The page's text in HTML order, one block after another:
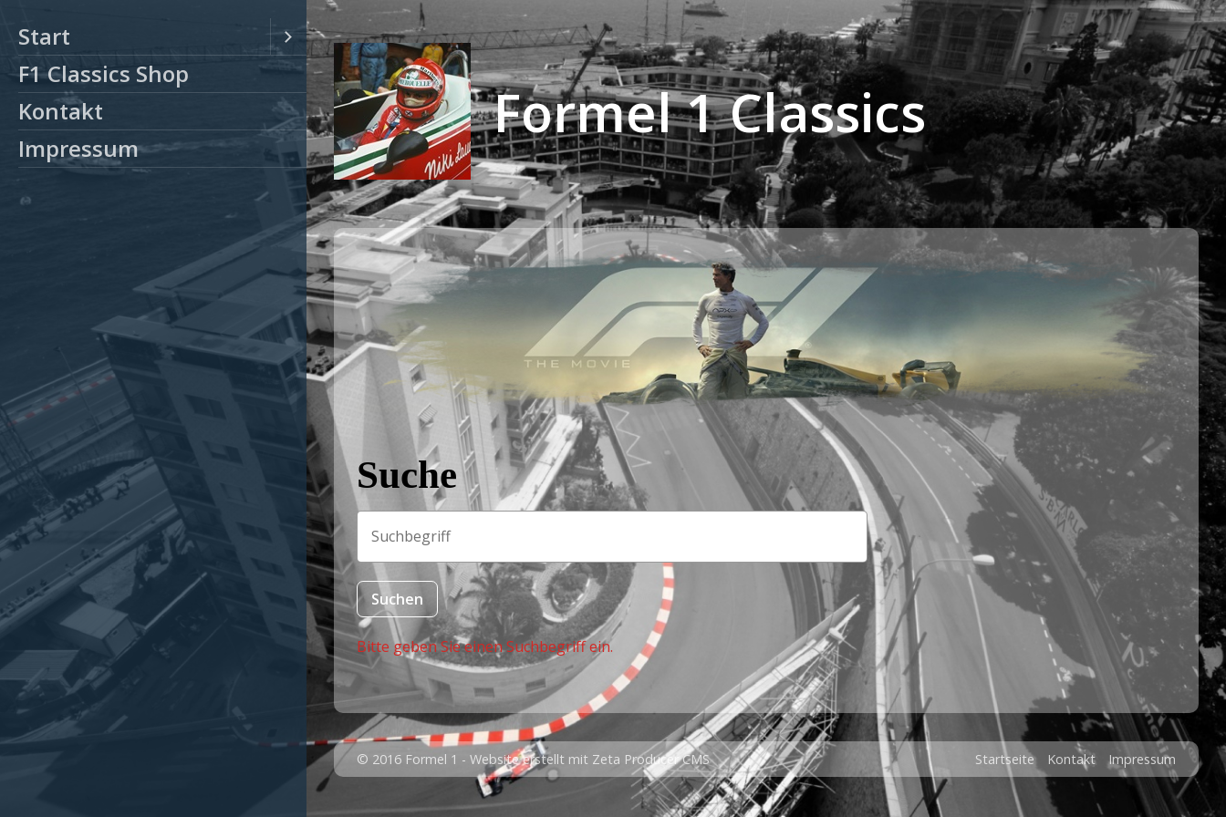
Start
F1 Classics Shop
Kontakt
Impressum
Formel 1 Classics
Suche
Bitte geben Sie einen Suchbegriff ein.
Startseite Kontakt Impressum
© 2016 Formel 1 -Website erstellt mit Zeta Producer CMS